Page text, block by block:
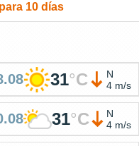
10 días
31°C
N
4 m/s
31°C
N
4 m/s